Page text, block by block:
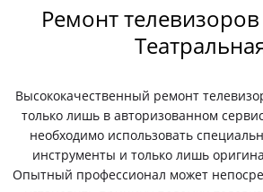
Ремонт
Высококачественный ремонт
только лишь в авторизованном
необходимо использовать
инструменты и только лишь
Опытный профессионал может